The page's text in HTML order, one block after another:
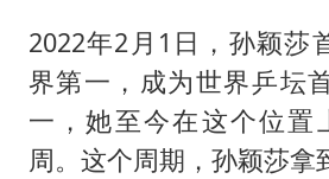
2022年2月1日，孙颖莎
界第一，成为世界乒坛
一，她至今在这个位置
周。这个周期，孙颖莎拿